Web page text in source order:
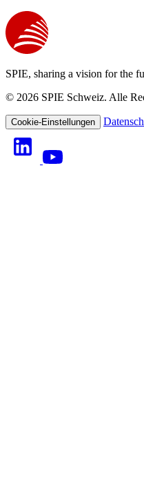
SPIE, sharing a vision for the
© 2026 SPIE Schweiz. Alle
Cookie-Einstellungen